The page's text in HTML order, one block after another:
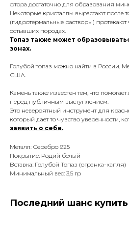
фтора достаточно для образования
Некоторые кристаллы вырастают после
(гидротермальные растворы)
остывших породах.
Топаз также может
зонах.
Голубой топаз можно найти в России,
США.
Камень также известен тем, что
перед публичным выступлением.
Это невероятный инструмент для
который дает то чувство уверенности,
заявить о себе.
Металл: Серебро 925
Покрытие: Родий белый
Вставка: Голубой Топаз (огранка-капля)
Минимальный вес: 3,5 гр
Последний шанс купить